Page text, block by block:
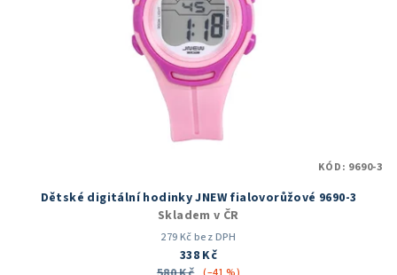
Dětské digitální hodinky JNEW fialovorůžové 9690-3
Skladem v ČR
279 Kč bez DPH
338 Kč
KÓD: 9690-3